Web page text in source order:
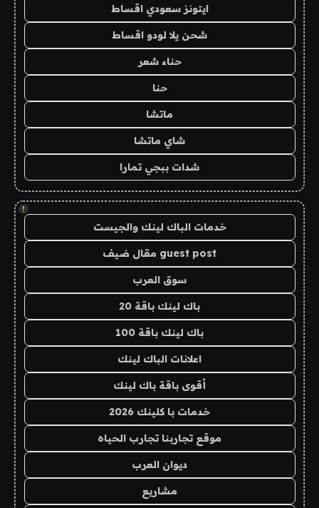
ايتونز سعودي اقساط
شحن يلا لودو اقساط
حناء شعر
حنا
ماتشا
شاي ماتشا
شدات ببجي تمارا
!
خدمات الباك لينك والجيست
guest post مقال ضيف
سوق العرب
باك لينك باقة 20
باك لينك باقة 100
اعلانات الباك لينك
أقوى باقة باك لينك
خدمات با كلينك 2026
موقع تجاربنا تجارب الحياه
ديوان العرب
مشاريع